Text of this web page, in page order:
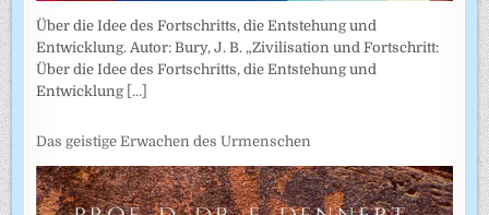
Über die Idee des Fortschritts, die Entstehung und
Entwicklung. Autor: Bury, J. B. „Zivilisation und Fortschritt:
Über die Idee des Fortschritts, die Entstehung und
Entwicklung [...]
Das geistige Erwachen des Urmenschen